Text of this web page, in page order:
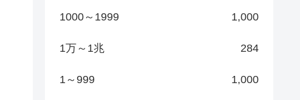
1000～1999 1,000
1万～1兆 284
1～999 1,000